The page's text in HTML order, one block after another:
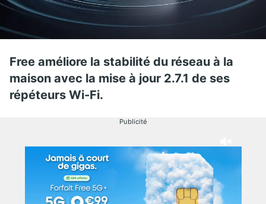
Free améliore la stabilité du réseau à la
maison avec la mise à jour 2.7.1 de ses
répéteurs Wi-Fi.
Publicité